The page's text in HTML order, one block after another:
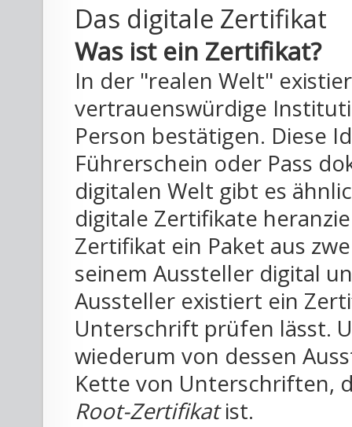
Das digitale Zertifikat
Was ist ein Zertifikat?
In der "realen Welt"
vertrauenswürdige
Person bestätigen. Diese
Führerschein oder Pass
digitalen Welt gibt es
digitale Zertifikate
Zertifikat ein Paket aus
seinem Aussteller digital
Aussteller existiert ein
Unterschrift prüfen lässt.
wiederum von dessen
Kette von Unterschriften,
Root-Zertifikatist.